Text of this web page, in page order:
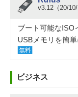
v3.12（20/10/
ブート可能なISO
USBメモリを簡
無料
ビジネス